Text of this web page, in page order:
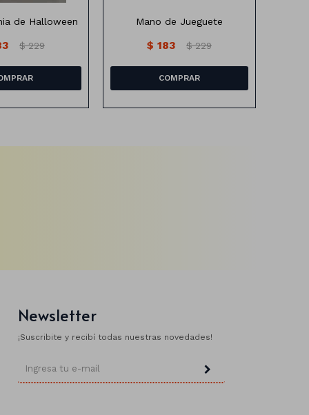
de Halloween
$ 229
Mano de Jueguete
$ 183 $ 229
Newsletter
¡Suscribite y recibí todas nuestras novedades!